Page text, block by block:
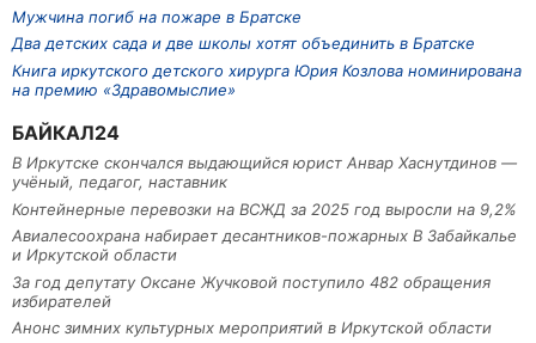
Мужчина погиб на пожаре в Братске
Два детских сада и две школы хотят объединить в Братске
Книга иркутского детского хирурга Юрия Козлова номинирована
на премию «Здравомыслие»
БАЙКАЛ24
В Иркутске скончался выдающийся юрист Анвар Хаснутдинов —
учёный, педагог, наставник
Контейнерные перевозки на ВСЖД за 2025 год выросли на 9,2%
Авиалесоохрана набирает десантников-пожарных В Забайкалье
и Иркутской области
За год депутату Оксане Жучковой поступило 482 обращения
избирателей
Анонс зимних культурных мероприятий в Иркутской области